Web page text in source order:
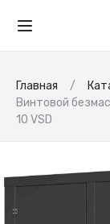
Главная
Винтовой
10 VSD